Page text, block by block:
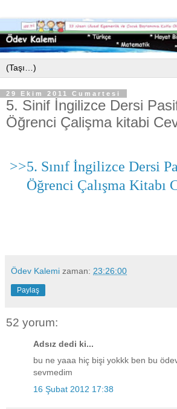
29 Ekim 2011 Cumartesi
5. Sinif İngilizce Dersi
Öğrenci Çalişma kitabi
>>5. Sınıf İngilizce Dersi
Öğrenci Çalışma Kitabı
Ödev Kalemi zaman: 23:26:00
Paylaş
52 yorum:
Adsız dedi ki...
bu ne yaaa hiç bişi yokkk ben bu
sevmedim
16 Şubat 2012 17:38